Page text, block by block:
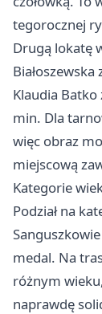
tegorocznej
Drugą lokatę
Białoszewska
Klaudia Batko
min. Dla
więc obraz
miejscową
Kategorie
Podział na
medal. Na
różnym
naprawdę